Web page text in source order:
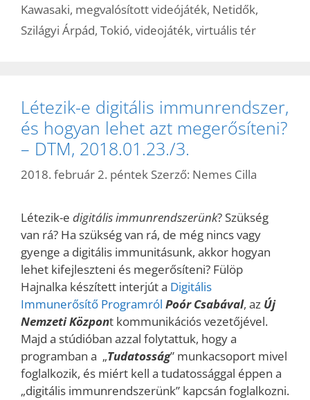
Kawasaki, megvalósított videójáték, Netidők,
Szilágyi Árpád, Tokió, videojáték, virtuális tér
Létezik-e digitális immunrendszer,
és hogyan lehet azt megerősíteni?
– DTM, 2018.01.23./3.
2018. február 2. péntek Szerző: Nemes Cilla
Létezik-e digitális immunrendszerünk? Szükség
van rá? Ha szükség van rá, de még nincs vagy
gyenge a digitális immunitásunk, akkor hogyan
lehet kifejleszteni és megerősíteni? Fülöp
Hajnalka készített interjút a Digitális
Immunerősítő Programról Poór Csabával, az Új
Nemzeti Központ kommunikációs vezetőjével.
Majd a stúdióban azzal folytattuk, hogy a
programban a „Tudatosság” munkacsoport mivel
foglalkozik, és miért kell a tudatossággal éppen a
„digitális immunrendszerünk” kapcsán foglalkozni.